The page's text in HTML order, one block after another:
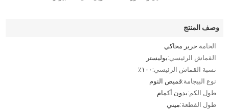
وصف المنتج
الخامة:حرير محاكي
القماش الرئيسي:بوليستر
نسبة القماش الرئيسي:١٠٠٪
نوع البيجامة:قميص النوم
طول الكم:بدون أكمام
طول القطعة:ميني